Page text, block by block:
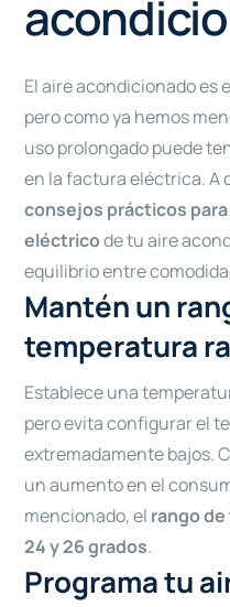
El aire acondicionado es
pero como ya hemos
uso prolongado puede
en la factura eléctrica.
consejos prácticos
eléctricode tu aire
equilibrio entre
Mantén un
temperatura
Establece una
pero evita configurar el
extremadamente bajos.
un aumento en el
mencionado, el rango
24 y 26 grados.
Programa tu